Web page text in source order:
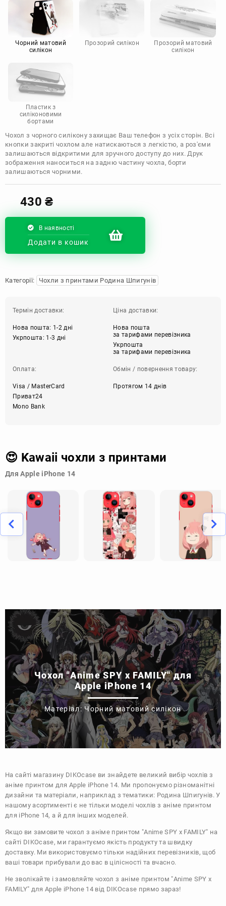
Motorola
Чорний матовий
силікон
Прозорий силікон
Прозорий матовий
силікон
Пластик з
силіконовими
бортами
Чохол з чорного силікону захищає Ваш телефон з усіх сторін. Всі
кнопки закриті чохлом але натискаються з легкістю, а роз'єми
залишаються відкритими для зручного доступу до них. Друк
зображення наноситься на задню частину чохла, борти
залишаються чорними.
430₴
В наявності
Додати в кошик
Категорії: Чохли з принтами Родина Шпигунів
Термін доставки:
Нова пошта: 1-2 дні
Укрпошта: 1-3 дні
Ціна доставки:
Нова пошта
за тарифами перевізника
Укрпошта
за тарифами перевізника
Оплата:
Visa / MasterCard
Приват24
Mono Bank
Обмін / повернення товару:
Протягом 14 днів
😍 Kawaii чохли з принтами
Для Apple iPhone 14
Чохол "Anime SPY x FAMILY" для
Apple iPhone 14
Матеріал: Чорний матовий силікон
На сайті магазину DIKOcase ви знайдете великий вибір чохлів з
аніме принтом для Apple iPhone 14. Ми пропонуємо різноманітні
дизайни та матеріали, наприклад з тематики: Родина Шпигунів. У
нашому асортименті є не тільки моделі чохлів з аніме принтом
для iPhone 14, а й для інших моделей.
Якщо ви замовите чохол з аніме принтом "Anime SPY x FAMILY" на
сайті DIKOcase, ми гарантуємо якість продукту та швидку
доставку. Ми використовуємо тільки надійних перевізників, щоб
ваші товари прибували до вас в цілісності та вчасно.
Не зволікайте і замовляйте чохол з аніме принтом "Anime SPY x
FAMILY" для Apple iPhone 14 від DIKOcase прямо зараз!